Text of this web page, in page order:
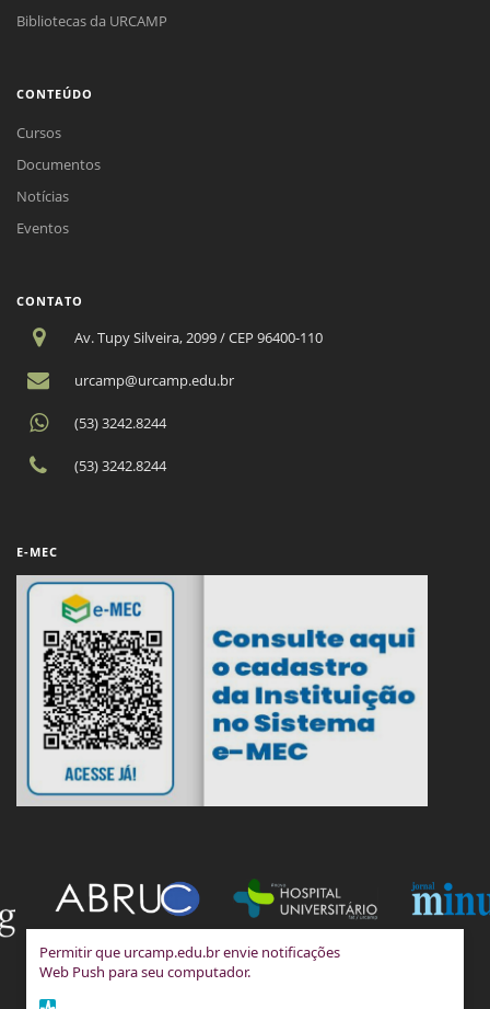
Permitir que urcamp.edu.br envie notificações
Web Push para seu computador.
Bibliotecas da URCAMP
CONTEÚDO
Cursos
Documentos
Notícias
Eventos
CONTATO
Av. Tupy Silveira, 2099 / CEP 96400-110
urcamp@urcamp.edu.br
(53) 3242.8244
(53) 3242.8244
E-MEC